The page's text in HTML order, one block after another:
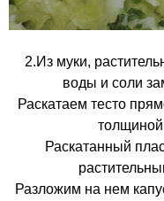
2.Из муки,
воды и соли
Раскатаем тесто
Раскатанный
Разложим на нем